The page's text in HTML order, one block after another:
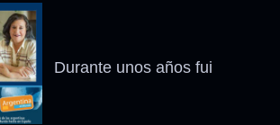
Durante unos años fui